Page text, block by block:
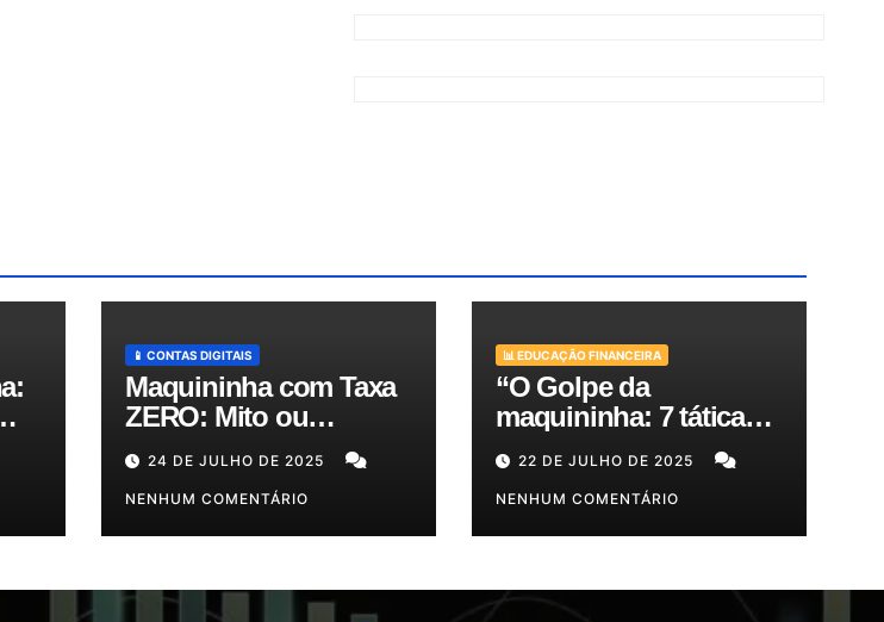
📱 CONTAS DIGITAIS
Maquininha com Taxa
ZERO: Mito ou
Realidade? Descubra
as Melhores Opções
para o Seu Bolso!
24 DE JULHO DE 2025
NENHUM COMENTÁRIO
📊 EDUCAÇÃO FINANCEIRA
“O Golpe da
maquininha: 7 táticas
de criminosos e como
proteger seu dinheiro e
seus clientes!”
22 DE JULHO DE 2025
NENHUM COMENTÁRIO